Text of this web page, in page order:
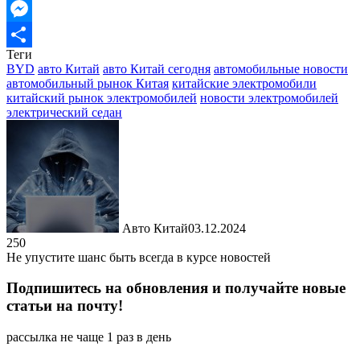
Email
Messenger
Отправить
Теги
BYD авто Китай авто Китай сегодня автомобильные новости
автомобильный рынок Китая китайские электромобили
китайский рынок электромобилей новости электромобилей
электрический седан
Авто Китай03.12.2024
250
Не упустите шанс быть всегда в курсе новостей
Подпишитесь на обновления и получайте новые
статьи на почту!
рассылка не чаще 1 раз в день